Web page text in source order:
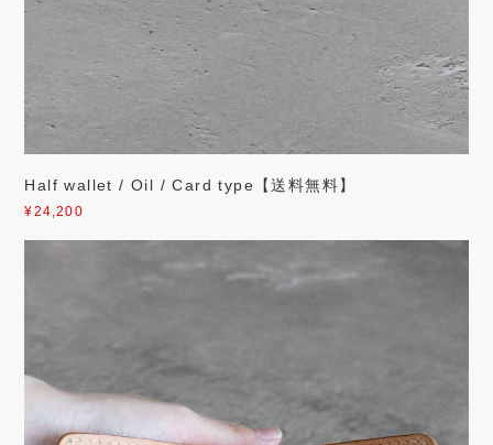
Half wallet / Oil / Card type【送料無料】
¥24,200